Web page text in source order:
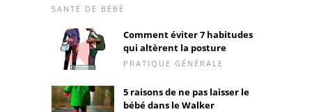
SANTÉ DE BÉBÉ
Comment éviter 7 habitudes
qui altèrent la posture
PRATIQUE GÉNÉRALE
5 raisons de ne pas laisser le
bébé dans le Walker